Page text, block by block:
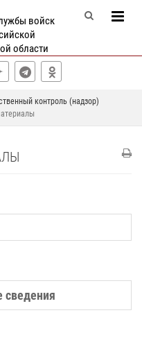
войск
области
контроль (надзор)
сведения